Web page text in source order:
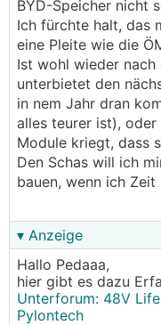
BYD-Speicher nicht
Ich fürchte halt, das
eine Pleite wie die
Ist wohl wieder
unterbietet den
in nem Jahr dran
alles teurer ist),
Module kriegt, dass
Den Schas will ich
bauen, wenn ich
▾ Anzeige
Hallo Pedaaa,
hier gibt es dazu
Unterforum: 48V
Pylontech